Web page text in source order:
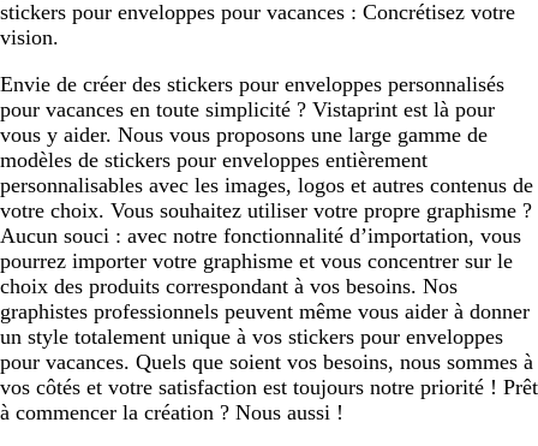
stickers pour enveloppes pour vacances : Concrétisez votre
vision.
Envie de créer des stickers pour enveloppes personnalisés
pour vacances en toute simplicité ? Vistaprint est là pour
vous y aider. Nous vous proposons une large gamme de
modèles de stickers pour enveloppes entièrement
personnalisables avec les images, logos et autres contenus de
votre choix. Vous souhaitez utiliser votre propre graphisme ?
Aucun souci : avec notre fonctionnalité d’importation, vous
pourrez importer votre graphisme et vous concentrer sur le
choix des produits correspondant à vos besoins. Nos
graphistes professionnels peuvent même vous aider à donner
un style totalement unique à vos stickers pour enveloppes
pour vacances. Quels que soient vos besoins, nous sommes à
vos côtés et votre satisfaction est toujours notre priorité ! Prêt
à commencer la création ? Nous aussi !